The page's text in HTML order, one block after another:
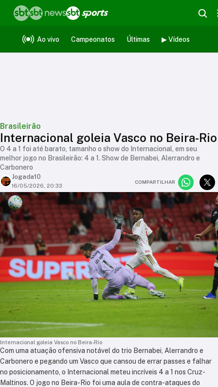
Ao vivo Campeonatos Últimas ▶ Vídeos
Brasileirão
Internacional goleia Vasco no Beira-Rio
O 4 a 1 foi até barato, tamanho o show do Internacional, em seu
melhor jogo no Brasileirão: 4 a 1. Show de Bernabei, Alerrandro e
Carbonero
Jogada10
16/05/2026, 20:33
COMPARTILHAR
Internacional goleia Vasco no Beira-Rio
Com uma atuação ofensiva notável do trio Bernabei, Alerrandro e
Carbonero e pegando um Vasco que cansou de errar passes e falhar
no posicionamento, o Internacional meteu incríveis 4 a 1 nos Cruz-
Maltinos. O jogo no Beira-Rio foi uma aula de contra-ataques do